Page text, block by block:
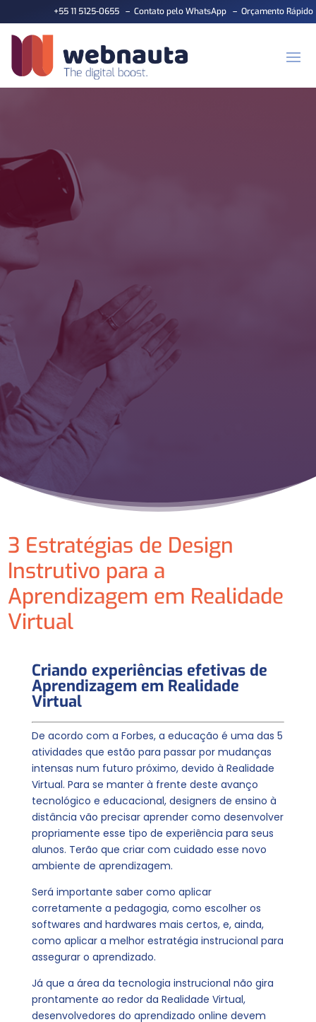
+55 11 5125-0655– Contato pelo WhatsApp– Orçamento Rápido
3 Estratégias de Design
Instrutivo para a
Aprendizagem em Realidade
Virtual
Criando experiências efetivas de
Aprendizagem em Realidade
Virtual
De acordo com a Forbes, a educação é uma das 5
atividades que estão para passar por mudanças
intensas num futuro próximo, devido à Realidade
Virtual. Para se manter à frente deste avanço
tecnológico e educacional, designers de ensino à
distância vão precisar aprender como desenvolver
propriamente esse tipo de experiência para seus
alunos. Terão que criar com cuidado esse novo
ambiente de aprendizagem.
Será importante saber como aplicar
corretamente a pedagogia, como escolher os
softwares and hardwares mais certos, e, ainda,
como aplicar a melhor estratégia instrucional para
assegurar o aprendizado.
Já que a área da tecnologia instrucional não gira
prontamente ao redor da Realidade Virtual,
desenvolvedores do aprendizado online devem